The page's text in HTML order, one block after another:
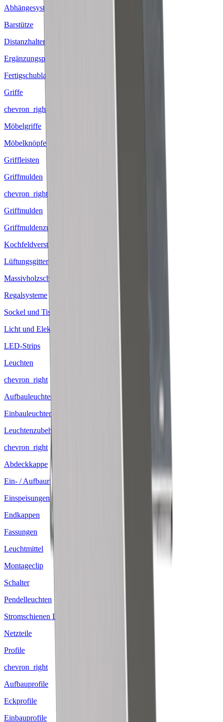
Abhängesystem
Barstütze
Distanzhalter
Ergänzungsprodukte
Fertigschubladen
Griffe
chevron_right
Möbelgriffe
Möbelknöpfe
Griffleisten
Griffmulden
chevron_right
Griffmulden
Griffmuldenzubehör
Kochfeldverstärkungssteg
Lüftungsgitter
Massivholzschublade
Regalsysteme
Sockel und Tischfüsse
Licht und Elektro
LED-Strips
Leuchten
chevron_right
Aufbauleuchten
Einbauleuchten
Leuchtenzubehör
chevron_right
Abdeckkappe
Ein- / Aufbauringe
Einspeisungen
Endkappen
Fassungen
Leuchtmittel
Montageclip
Schalter
Pendelleuchten
Stromschienen Leuchten
Netzteile
Profile
chevron_right
Aufbauprofile
Eckprofile
Einbauprofile